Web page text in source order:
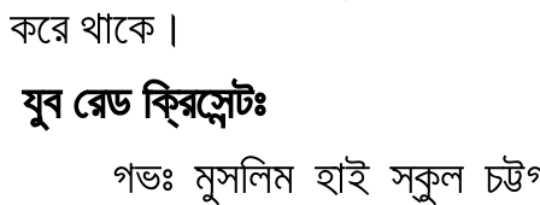
করে থাকে।
যুব রেড ক্রিসেন্টঃ
গভঃ মুসলিম হাই স্কুল